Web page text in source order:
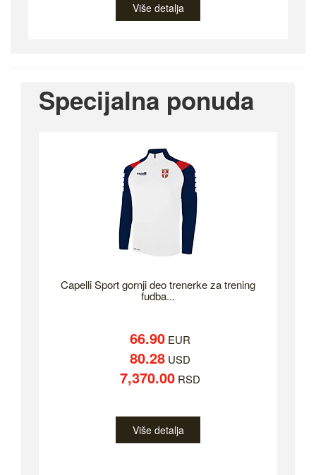
Više detalja
Specijalna ponuda
Capelli Sport gornji deo trenerke za trening
fudba...
66.90EUR
80.28USD
7,370.00RSD
Više detalja